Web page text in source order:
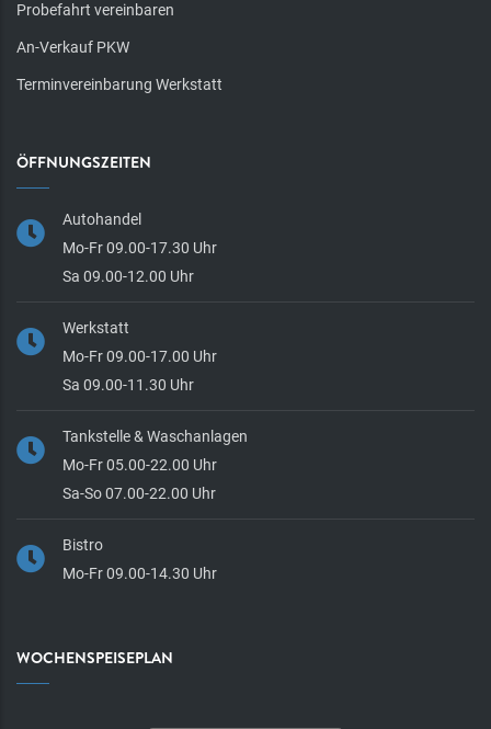
Probefahrt vereinbaren
An-Verkauf PKW
Terminvereinbarung Werkstatt
ÖFFNUNGSZEITEN
Autohandel
Mo-Fr 09.00-17.30 Uhr
Sa 09.00-12.00 Uhr
Werkstatt
Mo-Fr 09.00-17.00 Uhr
Sa 09.00-11.30 Uhr
Tankstelle & Waschanlagen
Mo-Fr 05.00-22.00 Uhr
Sa-So 07.00-22.00 Uhr
Bistro
Mo-Fr 09.00-14.30 Uhr
WOCHENSPEISEPLAN